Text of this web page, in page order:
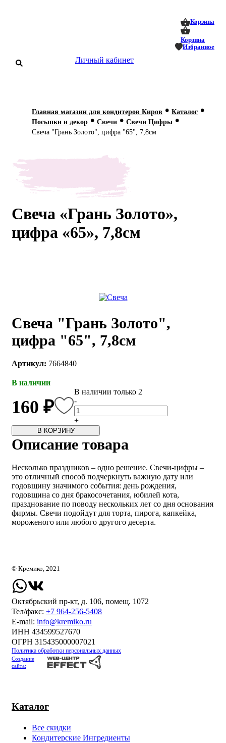
Корзина
Корзина
Избранное
Личный кабинет
О нас
Мастер-
106
256-54-
Главная магазин для кондитеров Киров • Каталог •
Посыпки и декор • Свечи • Свечи Цифры •
Свеча "Грань Золото", цифра "65", 7,8см
Свеча «Грань Золото»,
цифра «65», 7,8см
Свеча "Грань Золото",
цифра "65", 7,8см
Артикул: 7664840
В наличии
160 ₽
В наличии только 2
-
+
В КОРЗИНУ
Описание товара
Несколько праздников – одно решение. Свечи-цифры –
это отличный способ подчеркнуть важную дату или
годовщину значимого события: день рождения,
годовщина со дня бракосочетания, юбилей кота,
празднование по поводу нескольких лет со дня основания
фирмы. Свечи подойдут для торта, пирога, капкейка,
мороженого или любого другого десерта.
Каталог
Все скидки
Кондитерские Ингредиенты
© Кремико, 2021
Октябрьский пр-кт, д. 106, помещ. 1072
Тел/факс: +7 964-256-5408
Е-mail: info@kremiko.ru
ИНН 434599527670
ОГРН 315435000007021
Политика обработки персональных данных
Создание
сайта: